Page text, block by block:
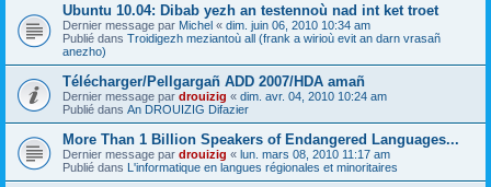
Ubuntu 10.04: Dibab yezh an testennoù nad int ket troet
Dernier message par Michel « dim. juin 06, 2010 10:34 am
Publié dans Troidigezh meziantoù all (frank a wirioù evit an darn vrasañ
anezho)
Télécharger/Pellgargañ ADD 2007/HDA amañ
Dernier message par drouizig « dim. avr. 04, 2010 10:24 am
Publié dans An DROUIZIG Difazier
More Than 1 Billion Speakers of Endangered Languages...
Dernier message par drouizig « lun. mars 08, 2010 11:17 am
Publié dans L'informatique en langues régionales et minoritaires